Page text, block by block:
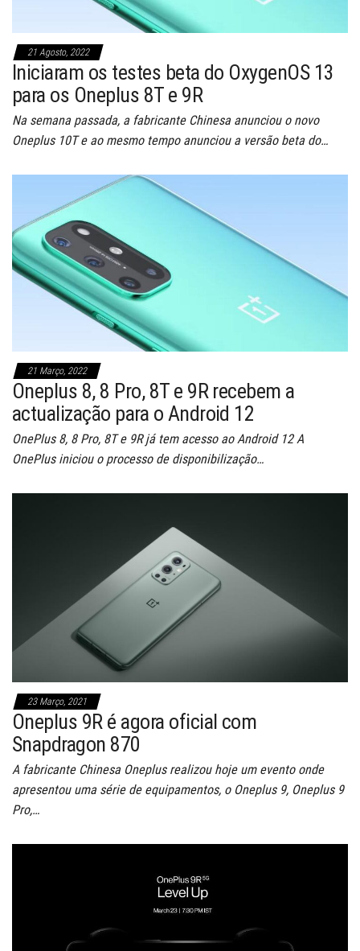
21 Agosto, 2022
Iniciaram os testes beta do OxygenOS 13
para os Oneplus 8T e 9R
Na semana passada, a fabricante Chinesa anunciou o novo
Oneplus 10T e ao mesmo tempo anunciou a versão beta do…
21 Março, 2022
Oneplus 8, 8 Pro, 8T e 9R recebem a
actualização para o Android 12
OnePlus 8, 8 Pro, 8T e 9R já tem acesso ao Android 12 A
OnePlus iniciou o processo de disponibilização…
23 Março, 2021
Oneplus 9R é agora oficial com
Snapdragon 870
A fabricante Chinesa Oneplus realizou hoje um evento onde
apresentou uma série de equipamentos, o Oneplus 9, Oneplus 9
Pro,…